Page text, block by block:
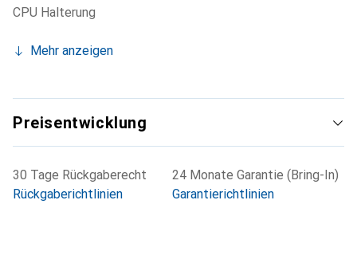
CPU Halterung
Mehr anzeigen
Preisentwicklung
30 Tage Rückgaberecht
Rückgaberichtlinien
24 Monate Garantie (Bring-In)
Garantierichtlinien